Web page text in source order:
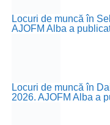
Locuri de muncă în
AJOFM Alba a
Locuri de muncă în
2026. AJOFM Alba a